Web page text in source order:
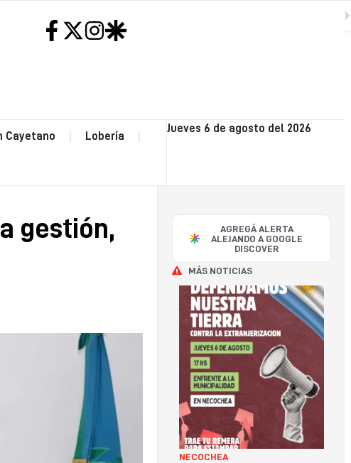
Cayetano Lobería
Jueves 6 de agosto del 2026
SAN
AGREGÁ ALERTA
ALEJANDO A GOOGLE
DISCOVER
MÁS NOTICIAS
NECOCHEA
gestión,